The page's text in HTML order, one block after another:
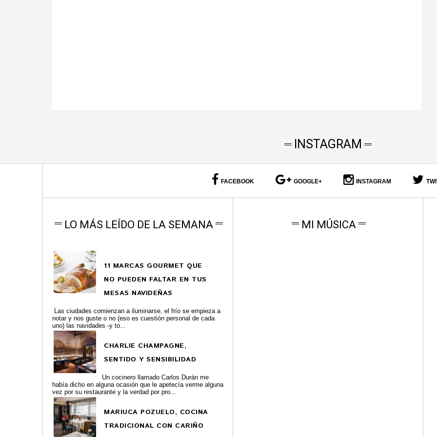
INSTAGRAM
FACEBOOK GOOGLE+ INSTAGRAM
LO MÁS LEÍDO DE LA SEMANA
11 MARCAS GOURMET QUE
NO PUEDEN FALTAR EN TUS
MESAS NAVIDEÑAS
Las ciudades comienzan a iluminarse, el frío se empieza a
notar y nos guste o no (eso es cuestión personal de cada
uno) las navidades -y to...
CHARLIE CHAMPAGNE,
SENTIDO Y SENSIBILIDAD
Un cocinero llamado Carlos Durán me
había dicho en alguna ocasión que le apetecía verme alguna
vez por su restaurante y la verdad por pro...
MARIUCA POZUELO, COCINA
TRADICIONAL CON CARIÑO
MI MÚSICA